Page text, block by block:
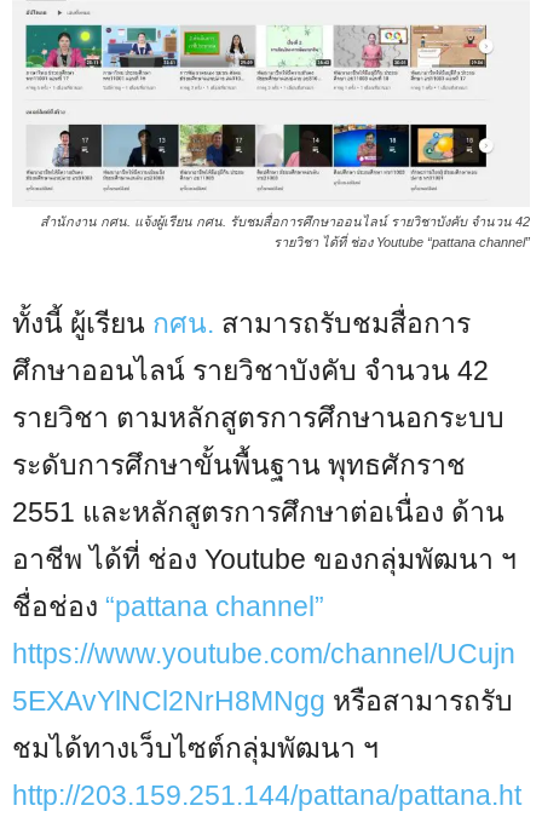
สำนักงาน กศน. แจ้งผู้เรียน กศน. รับชมสื่อการศึกษาออนไลน์ รายวิชาบังคับ จำนวน 42
รายวิชา ได้ที่ ช่อง Youtube “pattana channel”
ทั้งนี้ ผู้เรียน กศน. สามารถรับชมสื่อการ
ศึกษาออนไลน์ รายวิชาบังคับ จำนวน 42
รายวิชา ตามหลักสูตรการศึกษานอกระบบ
ระดับการศึกษาขั้นพื้นฐาน พุทธศักราช
2551 และหลักสูตรการศึกษาต่อเนื่อง ด้าน
อาชีพ ได้ที่ ช่อง Youtube ของกลุ่มพัฒนา ฯ
ชื่อช่อง “pattana channel”
https://www.youtube.com/channel/UCujn
5EXAvYlNCl2NrH8MNgg หรือสามารถรับ
ชมได้ทางเว็บไซต์กลุ่มพัฒนา ฯ
http://203.159.251.144/pattana/pattana.ht